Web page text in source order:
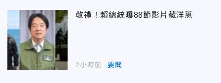
敬禮！賴總統曝88節影片藏洋蔥
2小時前 要聞